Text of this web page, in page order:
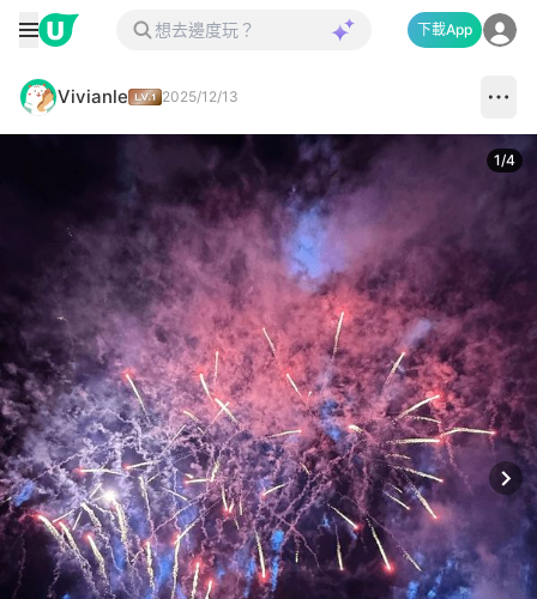
下載App
Vivianle 2025/12/13
1/4